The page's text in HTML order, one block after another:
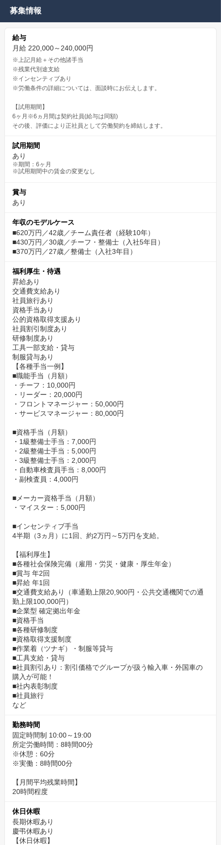
募集情報
給与
月給 220,000～240,000円
※上記月給＋その他諸手当
※残業代別途支給
※インセンティブあり
※労働条件の詳細については、面談時にお伝えします。
【試用期間】
6ヶ月※6ヵ月間は契約社員(給与は同額)
その後、評価により正社員として労働契約を締結します。
試用期間
あり
※期間：6ヶ月
※試用期間中の賃金の変更なし
賞与
あり
年収のモデルケース
■620万円／42歳／チーム責任者（経験10年）
■430万円／30歳／チーフ・整備士（入社5年目）
■370万円／27歳／整備士（入社3年目）
福利厚生・待遇
昇給あり
交通費支給あり
社員旅行あり
資格手当あり
公的資格取得支援あり
社員割引制度あり
研修制度あり
工具一部支給・貸与
制服貸与あり
【各種手当一例】
■職能手当（月額）
・チーフ：10,000円
・リーダー：20,000円
・フロントマネージャー：50,000円
・サービスマネージャー：80,000円
■資格手当（月額）
・1級整備士手当：7,000円
・2級整備士手当：5,000円
・3級整備士手当：2,000円
・自動車検査員手当：8,000円
・副検査員：4,000円
■メーカー資格手当（月額）
・マイスター：5,000円
■インセンティブ手当
4半期（3ヵ月）に1回、約2万円～5万円を支給。
【福利厚生】
■各種社会保険完備（雇用・労災・健康・厚生年金）
■賞与 年2回
■昇給 年1回
■交通費支給あり（車通勤上限20,900円・公共交通機関での通
勤上限100,000円）
■企業型 確定拠出年金
■資格手当
■各種研修制度
■資格取得支援制度
■作業着（ツナギ）・制服等貸与
■工具支給・貸与
■社員割引あり：割引価格でグループが扱う輸入車・外国車の
購入が可能！
■社内表彰制度
■社員旅行
など
勤務時間
固定時間制 10:00～19:00
所定労働時間：8時間00分
※休憩：60分
※実働：8時間00分
【月間平均残業時間】
20時間程度
休日休暇
長期休暇あり
慶弔休暇あり
【休日休暇】